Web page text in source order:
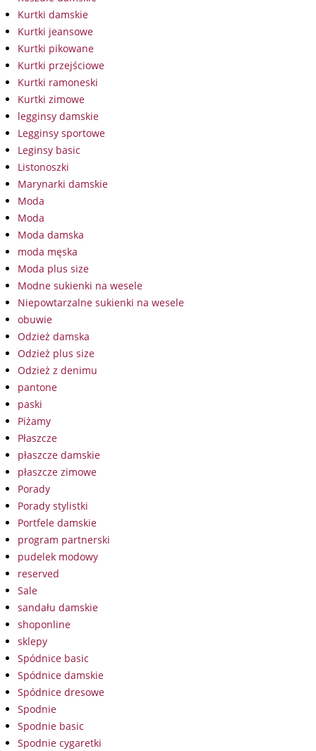
Kurtki damskie
Kurtki jeansowe
Kurtki pikowane
Kurtki przejściowe
Kurtki ramoneski
Kurtki zimowe
legginsy damskie
Legginsy sportowe
Leginsy basic
Listonoszki
Marynarki damskie
Moda
Moda
Moda damska
moda męska
Moda plus size
Modne sukienki na wesele
Niepowtarzalne sukienki na wesele
obuwie
Odzież damska
Odzież plus size
Odzież z denimu
pantone
paski
Piżamy
Płaszcze
płaszcze damskie
płaszcze zimowe
Porady
Porady stylistki
Portfele damskie
program partnerski
pudelek modowy
reserved
Sale
sandału damskie
shoponline
sklepy
Spódnice basic
Spódnice damskie
Spódnice dresowe
Spodnie
Spodnie basic
Spodnie cygaretki